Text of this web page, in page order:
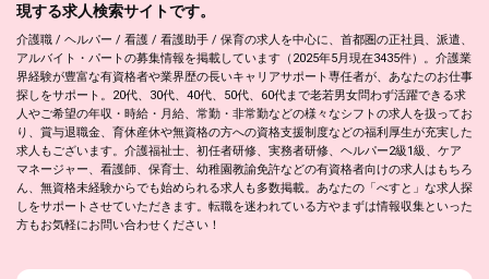
現する求人検索サイトです。
介護職 / ヘルパー / 看護 / 看護助手 / 保育の求人を中心に、首都圏の正社員、派遣、
アルバイト・パートの募集情報を掲載しています（2025年5月現在3435件）。介護業
界経験が豊富な有資格者や業界歴の長いキャリアサポート専任者が、あなたのお仕事
探しをサポート。20代、30代、40代、50代、60代まで老若男女問わず活躍できる求
人やご希望の年収・時給・月給、常勤・非常勤などの様々なシフトの求人を扱ってお
り、賞与退職金、育休産休や無資格の方への資格支援制度などの福利厚生が充実した
求人もございます。介護福祉士、初任者研修、実務者研修、ヘルパー2級1級、ケア
マネージャー、看護師、保育士、幼稚園教諭免許などの有資格者向けの求人はもちろ
ん、無資格未経験からでも始められる求人も多数掲載。あなたの「べすと」な求人探
しをサポートさせていただきます。転職を迷われている方やまずは情報収集といった
方もお気軽にお問い合わせください！